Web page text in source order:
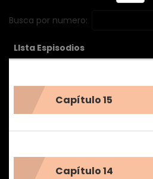
Busca por numero:
LIsta Espisodios
Capítulo 15
Capítulo 14